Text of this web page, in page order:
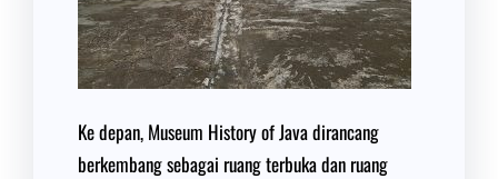
Ke depan, Museum History of Java dirancang
berkembang sebagai ruang terbuka dan ruang